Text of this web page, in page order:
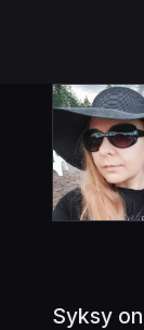
Syksy